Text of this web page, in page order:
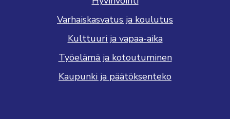
Varhaiskasvatus ja koulutus
Kulttuuri ja vapaa-aika
Työelämä ja kotoutuminen
Kaupunki ja päätöksenteko